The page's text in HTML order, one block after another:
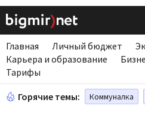
Главная Личный бюджет
Карьера и образование
Тарифы
Горячие темы: Коммуналка